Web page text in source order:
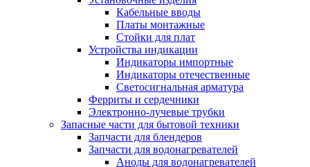
Кабельные вводы
Платы монтажные
Стойки для плат
Устройства индикации
Индикаторы импортные
Индикаторы отечественные
Светосигнальная арматура
Ферриты и сердечники
Электронно-лучевые трубки
Запасные части для бытовой техники
Запчасти для блендеров
Запчасти для водонагревателей
Аноды для водонагревателей